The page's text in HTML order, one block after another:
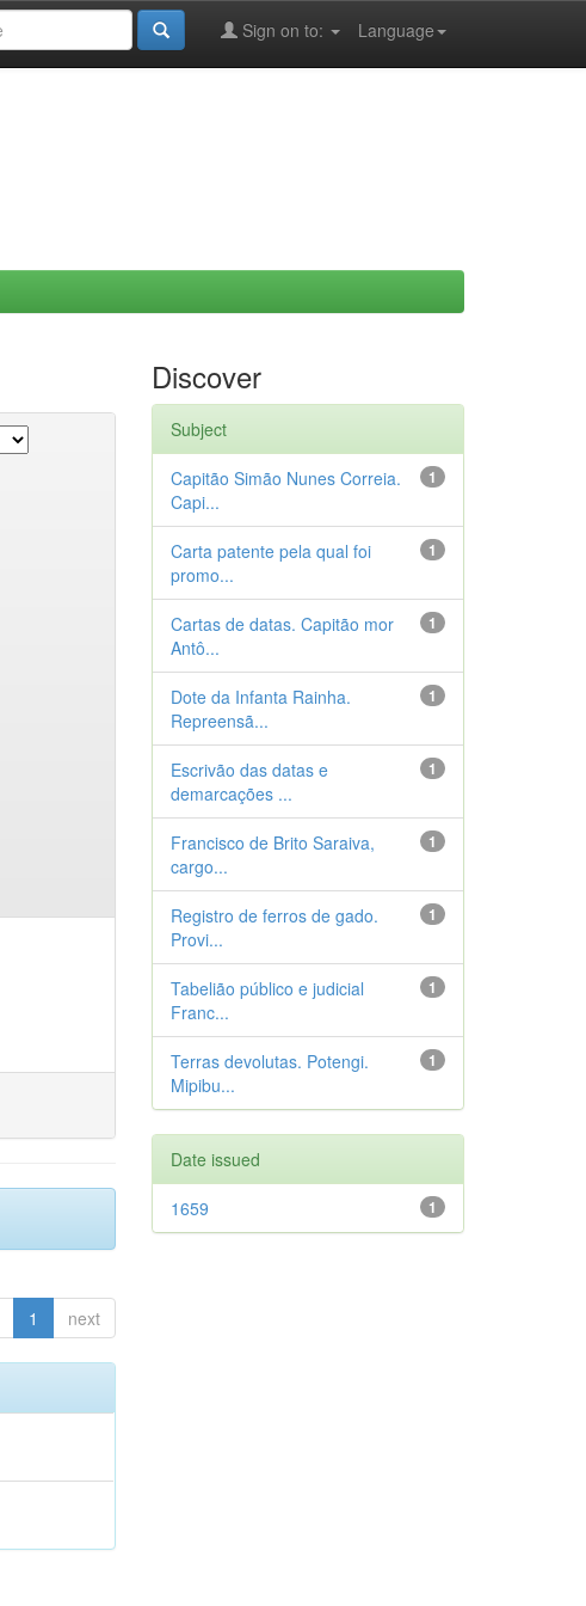
Language
Sign on to:
1 next
Discover
Subject
1
Capitão Simão Nunes Correia.
Capi...
1
Carta patente pela qual foi
promo...
1
Cartas de datas. Capitão mor
Antô...
1
Dote da Infanta Rainha.
Repreensã...
1
Escrivão das datas e
demarcações ...
1
Francisco de Brito Saraiva,
cargo...
1
Registro de ferros de gado.
Provi...
1
Tabelião público e judicial
Franc...
1
Terras devolutas. Potengi.
Mipibu...
Date issued
1
1659